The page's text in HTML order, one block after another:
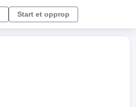
Start et opprop